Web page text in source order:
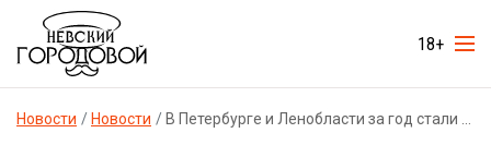
18+
Новости Новости В Петербурге и Ленобласти за год стали активнее снимать жилье с банями — Авито Путешествия